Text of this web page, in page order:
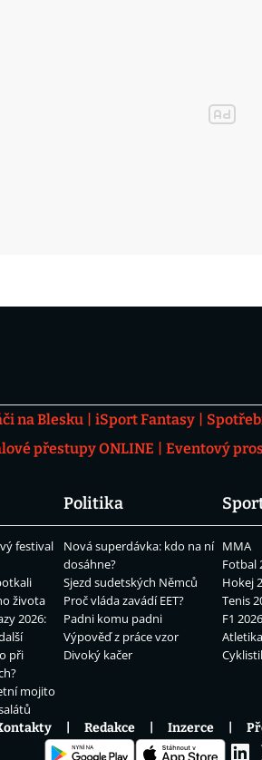
na Blesku iSport Fantasy
přestupy ONLINE Eventový
festival
života
2026:
při
mojito
Politika
Nová superdávka: kdo na ní
dosáhne?
Sjezd sudetských Němců
Proč vláda zavádí EET?
Padni komu padni
Výpověď z práce vzor
Divoký kačer
MMA
Fotbal
Hokej
Tenis
F1 2026
Redakce Inzerce